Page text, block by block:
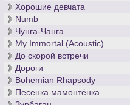
Хорошие девчата
Numb
Чунга-Чанга
My Immortal (Acoustic)
До скорой встречи
Дороги
Bohemian Rhapsody
Песенка мамонтёнка